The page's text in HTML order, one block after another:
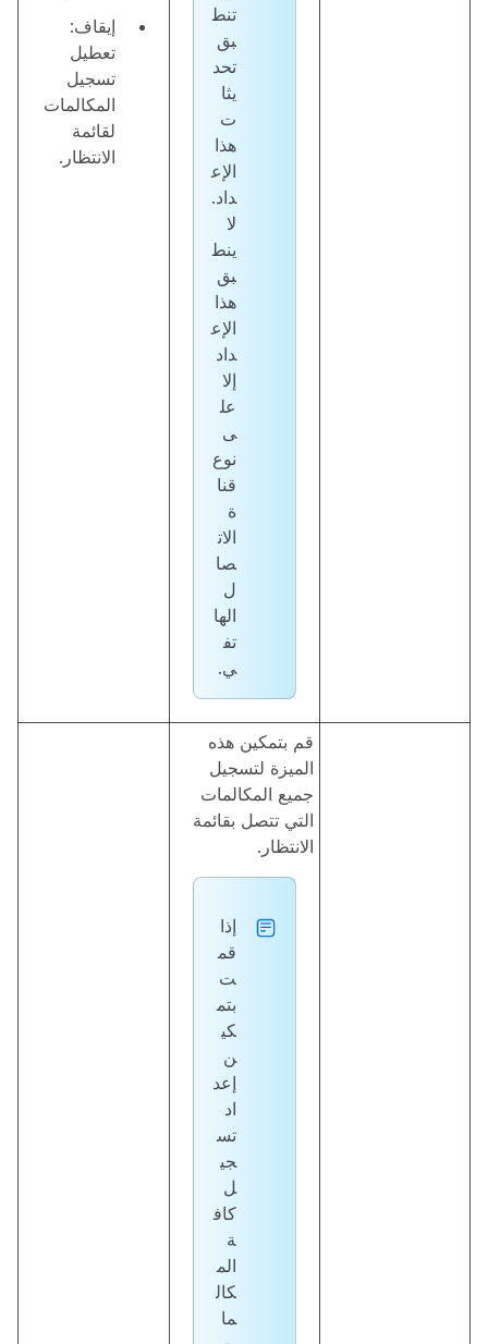
تنط
بق
تحد
يثا
ت
هذا
الإع
داد.
لا
ينط
بق
هذا
الإع
داد
إلا
عل
ى
نوع
قنا
ة
الات
صا
ل
الها
تف
ي.
إيقاف:
تعطيل
تسجيل
المكالمات
لقائمة
الانتظار.
قم بتمكين هذه
الميزة لتسجيل
جميع المكالمات
التي تتصل بقائمة
الانتظار.
إذا
قم
ت
بتم
كي
ن
إعد
اد
تس
جي
ل
كاف
ة
الم
كال
ما